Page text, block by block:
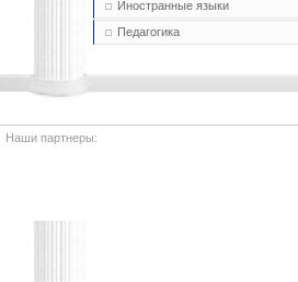
Иностранные языки
Педагогика
Наши партнеры: